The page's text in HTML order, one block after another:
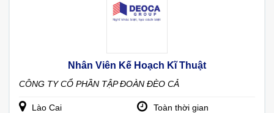
Nhân Viên Kế Hoạch Kĩ Thuật
CÔNG TY CỔ PHẦN TẬP ĐOÀN ĐÈO CẢ
Lào Cai Toàn thời gian